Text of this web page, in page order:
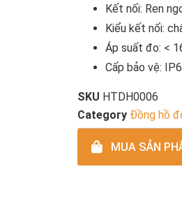
Kết nối: Ren
Kiểu kết nối:
Áp suất đo: <
Cấp bảo vệ:
SKU HTDH0006
Category Đồng hồ
MUA SẢN